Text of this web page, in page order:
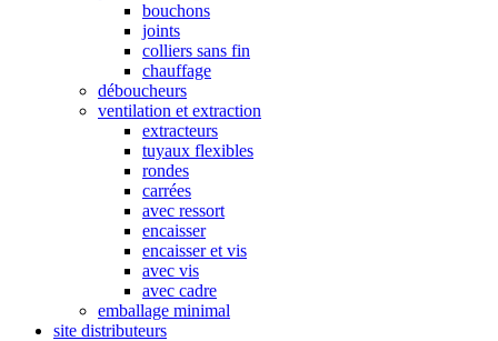
bouchons
joints
colliers sans fin
chauffage
déboucheurs
ventilation et extraction
extracteurs
tuyaux flexibles
rondes
carrées
avec ressort
encaisser
encaisser et vis
avec vis
avec cadre
emballage minimal
site distributeurs